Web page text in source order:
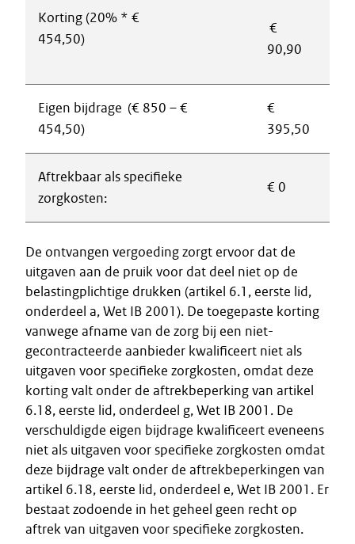
Korting (20% * €
454,50)
€
90,90
Eigen bijdrage (€ 850 – €
454,50)
€
395,50
Aftrekbaar als specifieke
zorgkosten:
€ 0
De ontvangen vergoeding zorgt ervoor dat de
uitgaven aan de pruik voor dat deel niet op de
belastingplichtige drukken (artikel 6.1, eerste lid,
onderdeel a, Wet IB 2001). De toegepaste korting
vanwege afname van de zorg bij een niet-
gecontracteerde aanbieder kwalificeert niet als
uitgaven voor specifieke zorgkosten, omdat deze
korting valt onder de aftrekbeperking van artikel
6.18, eerste lid, onderdeel g, Wet IB 2001. De
verschuldigde eigen bijdrage kwalificeert eveneens
niet als uitgaven voor specifieke zorgkosten omdat
deze bijdrage valt onder de aftrekbeperkingen van
artikel 6.18, eerste lid, onderdeel e, Wet IB 2001. Er
bestaat zodoende in het geheel geen recht op
aftrek van uitgaven voor specifieke zorgkosten.